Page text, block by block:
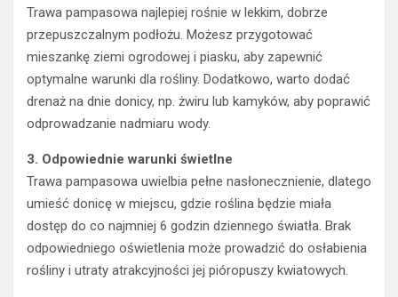
Trawa pampasowa najlepiej rośnie w lekkim, dobrze
przepuszczalnym podłożu. Możesz przygotować
mieszankę ziemi ogrodowej i piasku, aby zapewnić
optymalne warunki dla rośliny. Dodatkowo, warto dodać
drenaż na dnie donicy, np. żwiru lub kamyków, aby poprawić
odprowadzanie nadmiaru wody.
3. Odpowiednie warunki świetlne
Trawa pampasowa uwielbia pełne nasłonecznienie, dlatego
umieść donicę w miejscu, gdzie roślina będzie miała
dostęp do co najmniej 6 godzin dziennego światła. Brak
odpowiedniego oświetlenia może prowadzić do osłabienia
rośliny i utraty atrakcyjności jej pióropuszy kwiatowych.